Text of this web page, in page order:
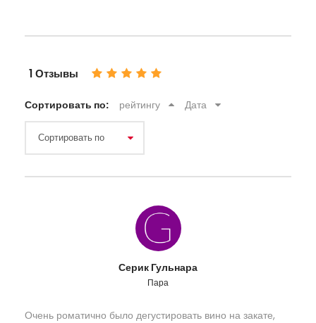
1 Отзывы
Сортировать по: рейтингу Дата
Серик Гульнара
Пара
Очень роматично было дегустировать вино на закате,